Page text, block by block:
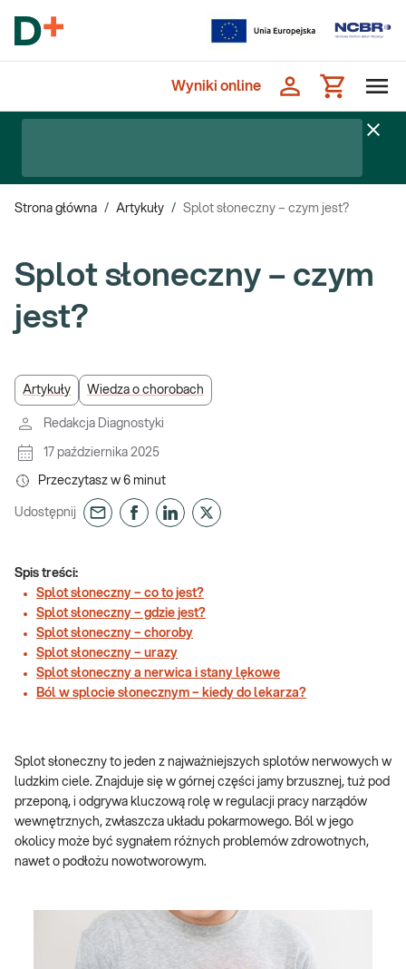
Wyniki online
Strona główna / Artykuły / Splot słoneczny – czym jest?
Splot słoneczny – czym
jest?
Artykuły Wiedza o chorobach
Redakcja Diagnostyki
17 października 2025
Przeczytasz w 6 minut
Udostępnij
Spis treści:
Splot słoneczny – co to jest?
Splot słoneczny – gdzie jest?
Splot słoneczny – choroby
Splot słoneczny – urazy
Splot słoneczny a nerwica i stany lękowe
Ból w splocie słonecznym – kiedy do lekarza?
Splot słoneczny to jeden z najważniejszych splotów nerwowych w
ludzkim ciele. Znajduje się w górnej części jamy brzusznej, tuż pod
przeponą, i odgrywa kluczową rolę w regulacji pracy narządów
wewnętrznych, zwłaszcza układu pokarmowego. Ból w jego
okolicy może być sygnałem różnych problemów zdrowotnych,
nawet o podłożu nowotworowym.